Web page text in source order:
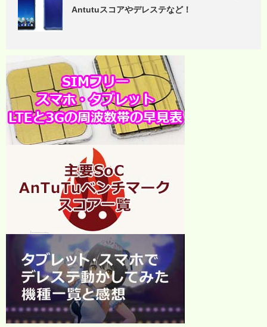
Antutuスコアやデレステなど！